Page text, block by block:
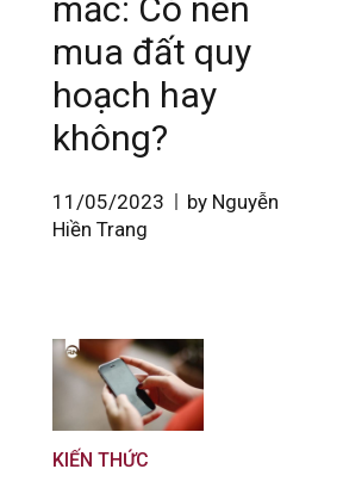
mắc: Có nên
mua đất quy
hoạch hay
không?
11/05/2023
by Nguyễn
Hiền Trang
KIẾN THỨC